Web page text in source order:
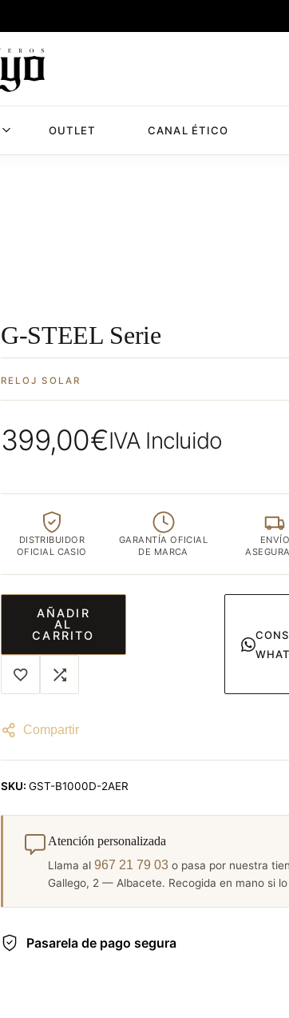
OUTLET CANAL ÉTICO
G-STEEL Serie
RELOJ SOLAR
399,00€IVA Incluido
DISTRIBUIDOR
OFICIAL CASIO
GARANTÍA OFICIAL
DE MARCA
ENVÍO
AÑADIR
AL
CARRITO
Compartir
SKU: GST-B1000D-2AER
Atención personalizada
Llama al 967 21 79 03 o pasa por nuestra
Gallego, 2 — Albacete. Recogida en mano si
Pasarela de pago segura